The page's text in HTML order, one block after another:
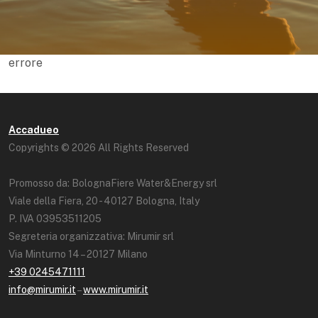
errore
Accadueo
Copyrights © 2026 All Rights Reserved
Promosso da: BolognaFiere Water&Energy srl
Viale della Fiera, 20 - 40127 Bologna, Italy
P. IVA 03953511205
Segreteria organizzativa: Mirumir srl
Via Minturno 14 – 20127 Milano
+39 0245471111
info@mirumir.it–www.mirumir.it